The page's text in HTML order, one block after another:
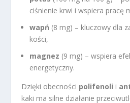
ciśnienie krwi i wspiera pracę
wapń (8 mg) – kluczowy dla
kości,
magnez (9 mg) – wspiera
energetyczny.
Dzięki obecności polifenoli i
kaki ma silne działanie